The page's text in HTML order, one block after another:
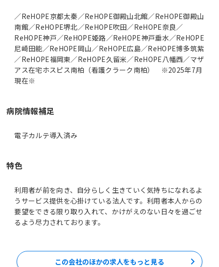
／ReHOPE京都太秦／ReHOPE御殿山北館／ReHOPE御殿山
南館／ReHOPE堺北／ReHOPE吹田／ReHOPE奈良／
ReHOPE神戸／ReHOPE姫路／ReHOPE神戸垂水／ReHOPE
尼崎田能／ReHOPE岡山／ReHOPE広島／ReHOPE博多筑紫
／ReHOPE福岡東／ReHOPE久留米／ReHOPE八幡西／マザ
アス在宅ホスピス南柏（看護クラーク南柏） ※2025年7月
現在※
病院情報補足
電子カルテ導入済み
特色
利用者が前を向き、自分らしく生きていく気持ちになれるよ
うサービス提供を心掛けている法人です。利用者本人からの
要望をできる限り取り入れて、かけがえのない日々を過ごせ
るよう尽力されております。
この会社のほかの求人をもっと見る